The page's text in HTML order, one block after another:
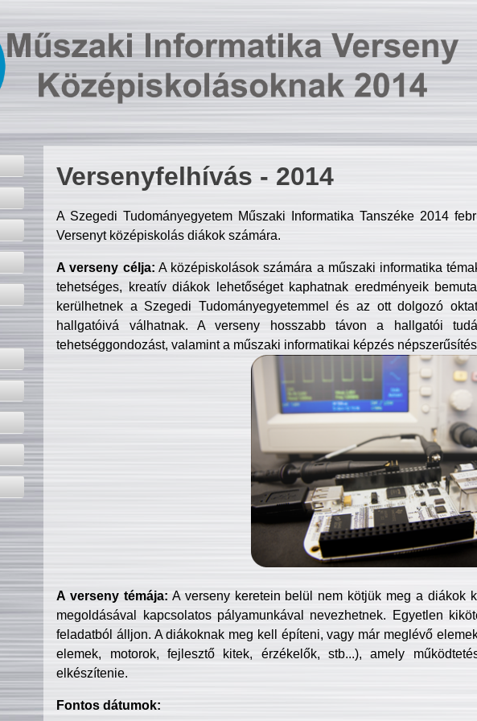
Versenyfelhívás - 2014
A Szegedi Tudományegyetem Műszaki Informatika Tanszéke 2014
Versenyt középiskolás diákok számára.
A verseny célja: A középiskolások számára a műszaki informatika
tehetséges, kreatív diákok lehetőséget kaphatnak eredményeik
kerülhetnek a Szegedi Tudományegyetemmel és az ott dolgozó
hallgatóivá válhatnak. A verseny hosszabb távon a hallgatói
tehetséggondozást, valamint a műszaki informatikai képzés
A verseny témája: A verseny keretein belül nem kötjük meg a diákok
megoldásával kapcsolatos pályamunkával nevezhetnek. Egyetlen
feladatból álljon. A diákoknak meg kell építeni, vagy már meglévő
elemek, motorok, fejlesztő kitek, érzékelők, stb...), amely
elkészítenie.
Fontos dátumok: